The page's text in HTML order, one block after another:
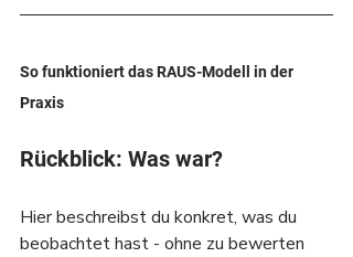
So funktioniert das RAUS-Modell in der
Praxis
Rückblick: Was war?
Hier beschreibst du konkret, was du
beobachtet hast - ohne zu bewerten